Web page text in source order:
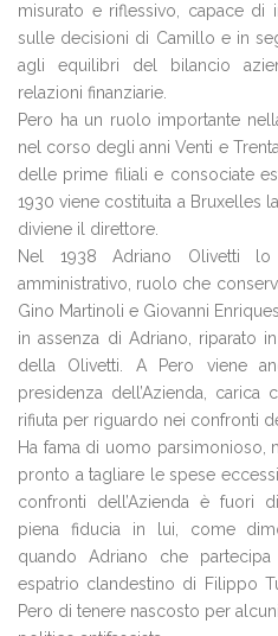
misurato e riflessivo, capace di
sulle decisioni di Camillo e in
agli equilibri del bilancio
relazioni finanziarie.
Pero ha un ruolo importante
nel corso degli anni Venti e
delle prime filiali e consociate
1930 viene costituita a Bruxelles
diviene il direttore.
Nel 1938 Adriano Olivetti lo
amministrativo, ruolo che
Gino Martinoli e Giovanni
in assenza di Adriano, riparato
della Olivetti. A Pero viene
presidenza dell’Azienda,
rifiuta per riguardo nei confronti
Ha fama di uomo parsimonioso,
pronto a tagliare le spese
confronti dell’Azienda è fuori
piena fiducia in lui, come
quando Adriano che partecipa
espatrio clandestino di Filippo
Pero di tenere nascosto per